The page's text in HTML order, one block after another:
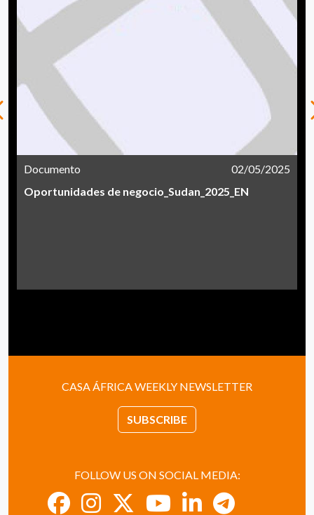
Documento
02/05/2025
Oportunidades de negocio_Sudan_2025_EN
CASA ÁFRICA WEEKLY NEWSLETTER
SUBSCRIBE
FOLLOW US ON SOCIAL MEDIA: